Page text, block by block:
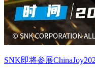
SNK即将参展